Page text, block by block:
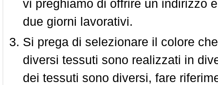
vi preghiamo di offrire un indirizzo
due giorni lavorativi.
Si prega di selezionare il colore
diversi tessuti sono realizzati in
dei tessuti sono diversi, fare